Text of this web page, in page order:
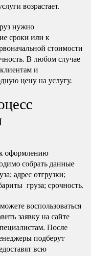
возрастает.
нужно
сроки или к
стоимости
В любом случае
и
цену на услугу.
оформлению
собрать данные
адрес отгрузки;
груза; срочность.
воспользоваться
заявку на сайте
После
подберут
всю